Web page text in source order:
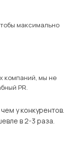
максимально
компаний, мы не
PR.
у конкурентов.
в 2-3 раза.